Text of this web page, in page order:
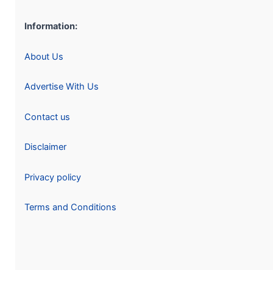
Information:
About Us
Advertise With Us
Contact us
Disclaimer
Privacy policy
Terms and Conditions